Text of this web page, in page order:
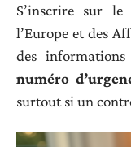
S’inscrire sur le
l’Europe et des
des
numéro
surtout si un